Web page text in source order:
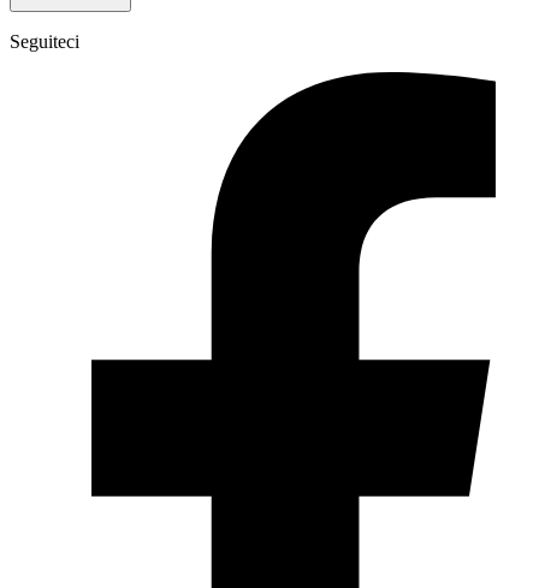
Seguiteci